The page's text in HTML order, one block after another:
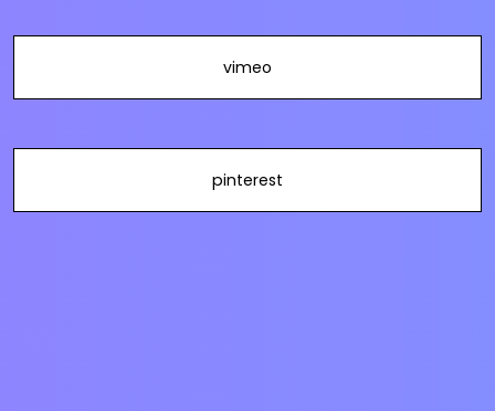
vimeo
pinterest